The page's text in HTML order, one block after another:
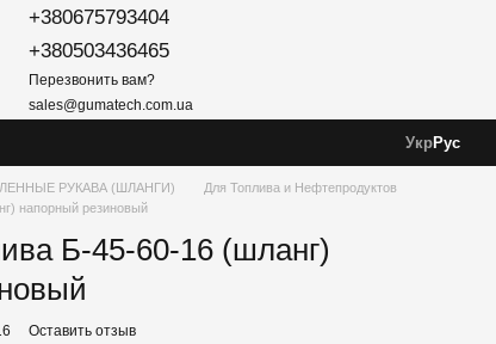
+380675793404
+380503436465
Перезвонить вам?
sales@gumatech.com.ua
УкрРус
РУКАВА (ШЛАНГИ)
Для Топлива и Нефтепродуктов
напорный резиновый
Б-45-60-16 (шланг)
Оставить отзыв